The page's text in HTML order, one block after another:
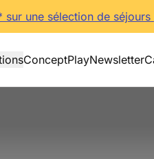
sur une sélection de
ConceptPlayNewsletter